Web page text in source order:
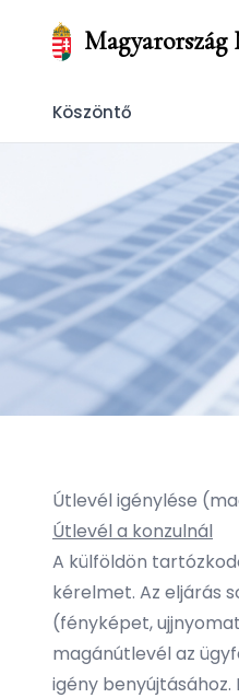
Magyarország
Köszöntő
Útlevél igénylése
Útlevél a konzulnál
A külföldön
kérelmet. Az eljárás
(fényképet,
magánútlevél az
igény